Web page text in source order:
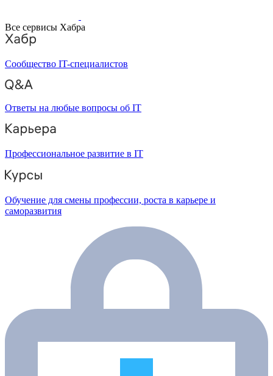
Все сервисы Хабра
Сообщество IT-специалистов
Ответы на любые вопросы об IT
Профессиональное развитие в IT
Обучение для смены профессии, роста в карьере и
саморазвития